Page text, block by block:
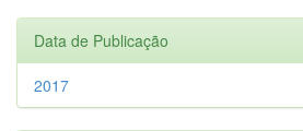
Data de Publicação
2017